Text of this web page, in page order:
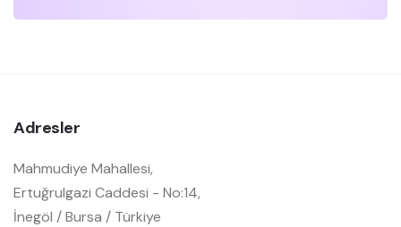
Adresler
Mahmudiye Mahallesi,
Ertuğrulgazi Caddesi - No:14,
İnegöl / Bursa / Türkiye